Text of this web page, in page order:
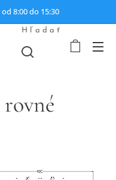
8:00 do 15:30
Hľadať
rovné